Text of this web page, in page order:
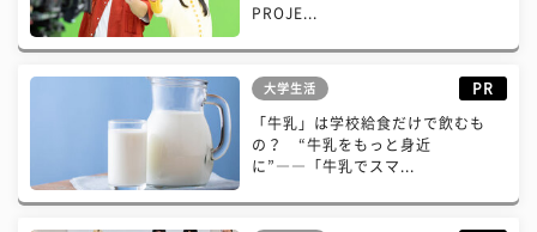
PROJE...
大学生活 PR
「牛乳」は学校給食だけで飲むも
の？ “牛乳をもっと身近
に”――「牛乳でスマ...